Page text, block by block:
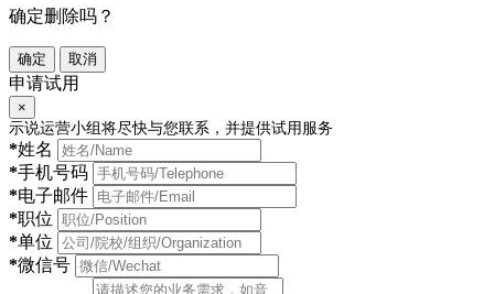
确定删除吗？
确定 取消
申请试用
×
示说运营小组将尽快与您联系，并提供试用服务
*姓名
*手机号码
*电子邮件
*职位
*单位
*微信号